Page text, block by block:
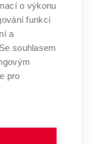
o výkonu
funkcí
a
souhlasem
pro